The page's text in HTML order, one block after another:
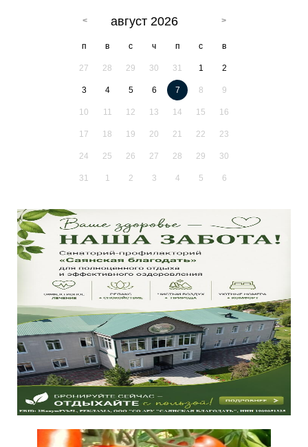
август 2026
п в с ч п с в
27 28 29 30 31 1 2
3 4 5 6 7 8 9
10 11 12 13 14 15 16
17 18 19 20 21 22 23
24 25 26 27 28 29 30
31 1 2 3 4 5 6